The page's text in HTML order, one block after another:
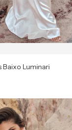
Baixo Luminari